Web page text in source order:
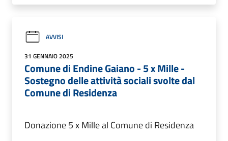
AVVISI
31 GENNAIO 2025
Comune di Endine Gaiano - 5 x Mille -
Sostegno delle attività sociali svolte dal
Comune di Residenza
Donazione 5 x Mille al Comune di Residenza